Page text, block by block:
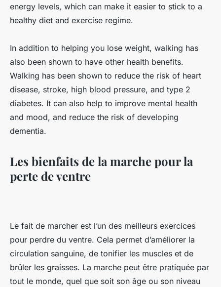
energy levels, which can make it easier to stick to a
healthy diet and exercise regime.
In addition to helping you lose weight, walking has
also been shown to have other health benefits.
Walking has been shown to reduce the risk of heart
disease, stroke, high blood pressure, and type 2
diabetes. It can also help to improve mental health
and mood, and reduce the risk of developing
dementia.
Les bienfaits de la marche pour la
perte de ventre
Le fait de marcher est l’un des meilleurs exercices
pour perdre du ventre. Cela permet d’améliorer la
circulation sanguine, de tonifier les muscles et de
brûler les graisses. La marche peut être pratiquée par
tout le monde, quel que soit son âge ou son niveau